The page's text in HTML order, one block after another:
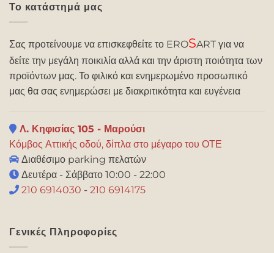
Το κατάστημά μας
Σας προτείνουμε να επισκεφθείτε το EROSART για να
δείτε την μεγάλη ποικιλία αλλά και την άριστη ποιότητα των
προϊόντων μας. Το φιλικό και ενημερωμένο προσωπικό
μας θα σας ενημερώσει με διακριτικότητα και ευγένεια
Λ. Κηφισίας 105 - Μαρούσι
Κόμβος Αττικής οδού, δίπλα στο μέγαρο του ΟΤΕ
Διαθέσιμο parking πελατών
Δευτέρα - Σάββατο 10:00 - 22:00
210 6914030 - 210 6914175
Γενικές Πληροφορίες